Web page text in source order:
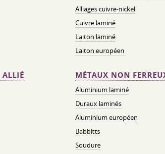
Alliages cuivre-nickel
Cuivre laminé
Laiton laminé
Laiton européen
MÉTAUX NON
Aluminium laminé
Duraux laminés
Aluminium européen
Babbitts
Soudure